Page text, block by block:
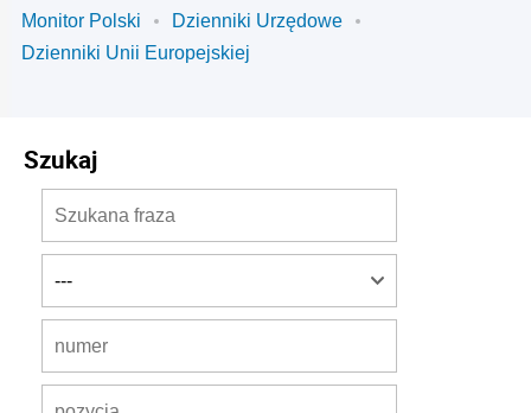
Monitor Polski
Dzienniki Urzędowe
Dzienniki Unii Europejskiej
Szukaj